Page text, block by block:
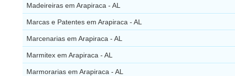
Madeireiras em Arapiraca - AL
Marcas e Patentes em Arapiraca - AL
Marcenarias em Arapiraca - AL
Marmitex em Arapiraca - AL
Marmorarias em Arapiraca - AL